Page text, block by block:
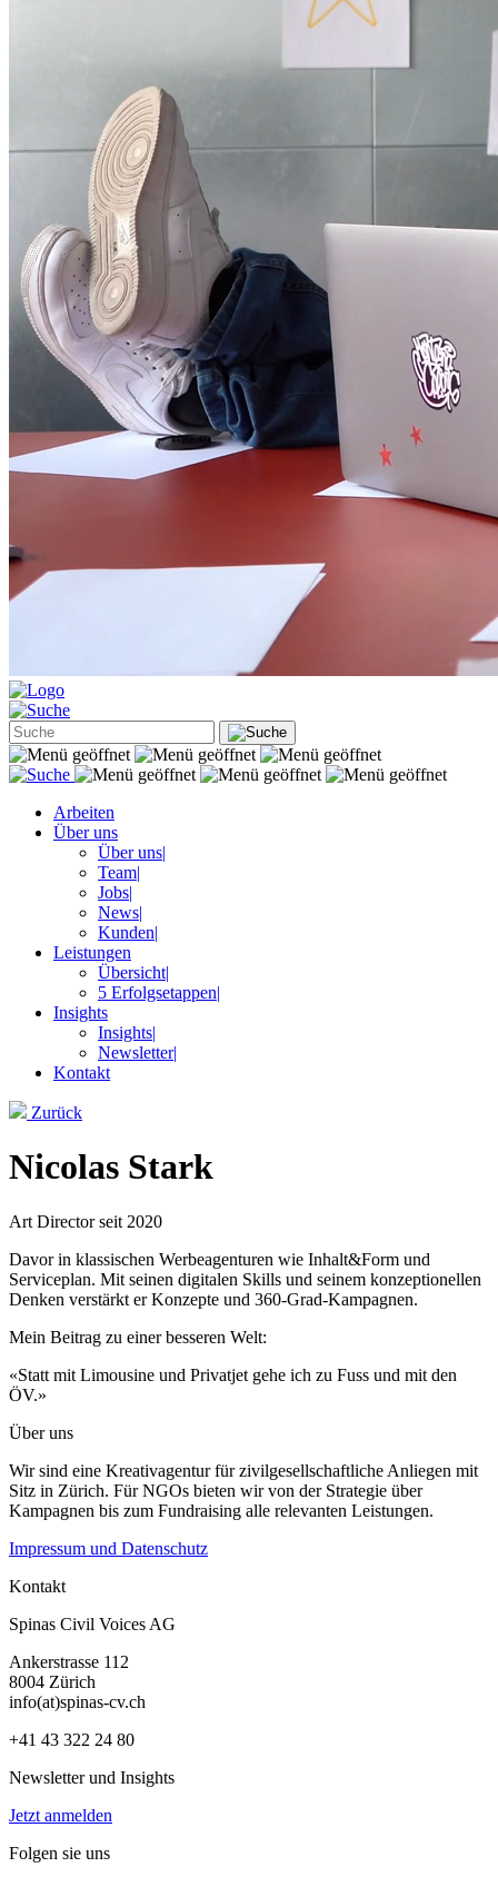
Arbeiten
Über uns
Über uns|
Team|
Jobs|
News|
Kunden|
Leistungen
Übersicht|
5 Erfolgsetappen|
Insights
Insights|
Newsletter|
Kontakt
Zurück
Nicolas Stark
Art Director seit 2020
Davor in klassischen Werbeagenturen wie Inhalt&Form und
Serviceplan. Mit seinen digitalen Skills und seinem konzeptionellen
Denken verstärkt er Konzepte und 360-Grad-Kampagnen.
Mein Beitrag zu einer besseren Welt:
«Statt mit Limousine und Privatjet gehe ich zu Fuss und mit den
ÖV.»
Über uns
Wir sind eine Kreativagentur für zivilgesellschaftliche Anliegen mit
Sitz in Zürich. Für NGOs bieten wir von der Strategie über
Kampagnen bis zum Fundraising alle relevanten Leistungen.
Impressum und Datenschutz
Kontakt
Spinas Civil Voices AG
Ankerstrasse 112
8004 Zürich
info(at)spinas-cv.ch
+41 43 322 24 80
Newsletter und Insights
Jetzt anmelden
Folgen sie uns